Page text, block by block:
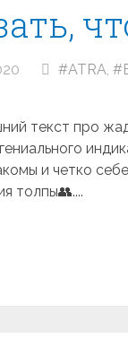
#ATRA,
текст про
и четко
толпы👥....